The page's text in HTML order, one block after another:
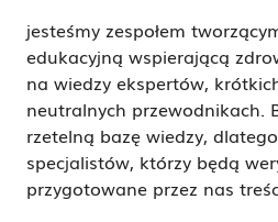
jesteśmy zespołem
edukacyjną wspierającą
na wiedzy ekspertów,
neutralnych przewodnikach.
rzetelną bazę wiedzy,
specjalistów, którzy będą
przygotowane przez nas